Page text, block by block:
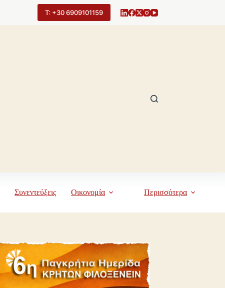
Τ: +30 6909101159
Συνεντεύξεις Οικονομία Περισσότερα